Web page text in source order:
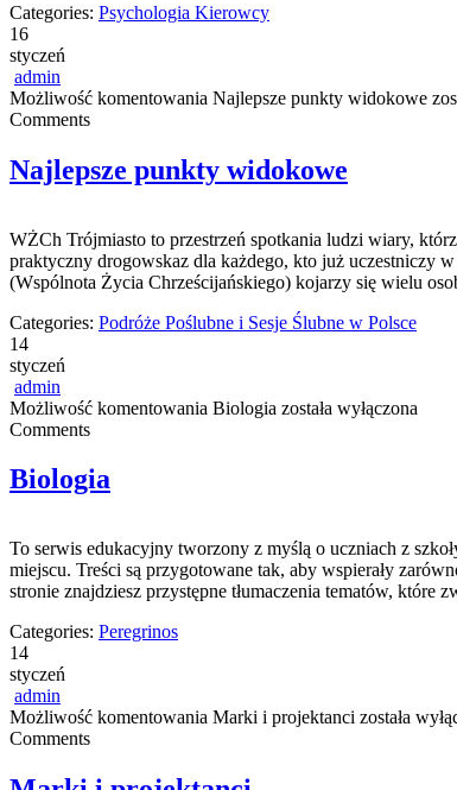
Categories: Psychologia Kierowcy
16
styczeń
admin
Możliwość komentowania Najlepsze punkty widokowe
Comments
Najlepsze punkty widokowe
WŻCh Trójmiasto to przestrzeń spotkania ludzi wiary,
praktyczny drogowskaz dla każdego, kto już uczestniczy
(Wspólnota Życia Chrześcijańskiego) kojarzy się wielu
Categories: Podróże Poślubne i Sesje Ślubne w Polsce
14
styczeń
admin
Możliwość komentowania Biologia została wyłączona
Comments
Biologia
To serwis edukacyjny tworzony z myślą o uczniach z
miejscu. Treści są przygotowane tak, aby wspierały
stronie znajdziesz przystępne tłumaczenia tematów,
Categories: Peregrinos
14
styczeń
admin
Możliwość komentowania Marki i projektanci została
Comments